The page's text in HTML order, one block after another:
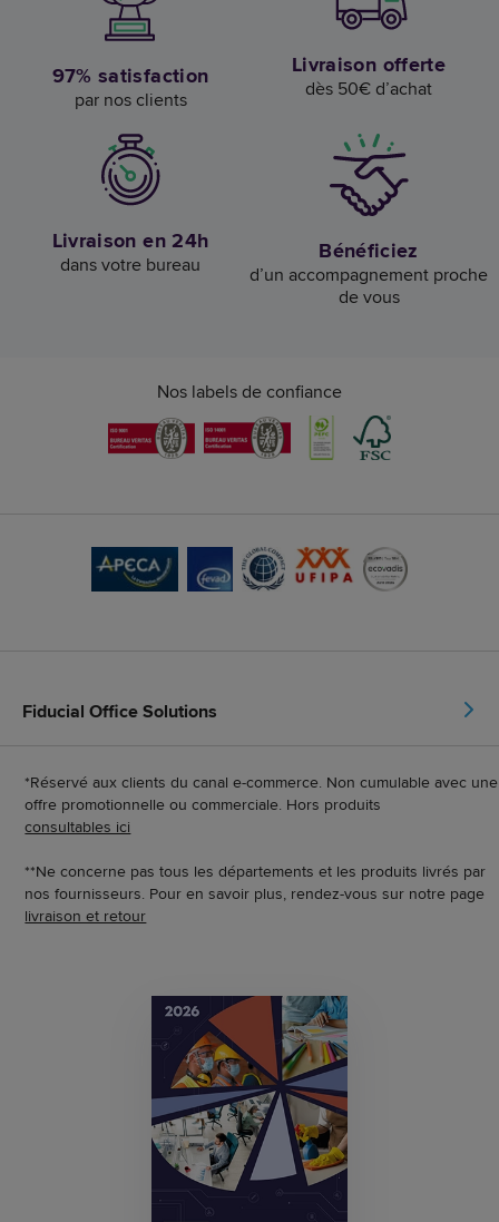
97% satisfaction
par nos clients
Livraison offerte
dès 50€ d’achat
Livraison en 24h
dans votre bureau Bénéficiez
d’un accompagnement proche
de vous
Nos labels de confiance
Fiducial Office Solutions
*Réservé aux clients du canal e-commerce. Non cumulable avec une
offre promotionnelle ou commerciale. Hors produits
consultables ici
**Ne concerne pas tous les départements et les produits livrés par
nos fournisseurs. Pour en savoir plus, rendez-vous sur notre page
livraison et retour